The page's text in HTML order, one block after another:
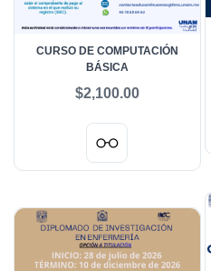
CURSO DE COMPUTACIÓN
BÁSICA
$2,100.00